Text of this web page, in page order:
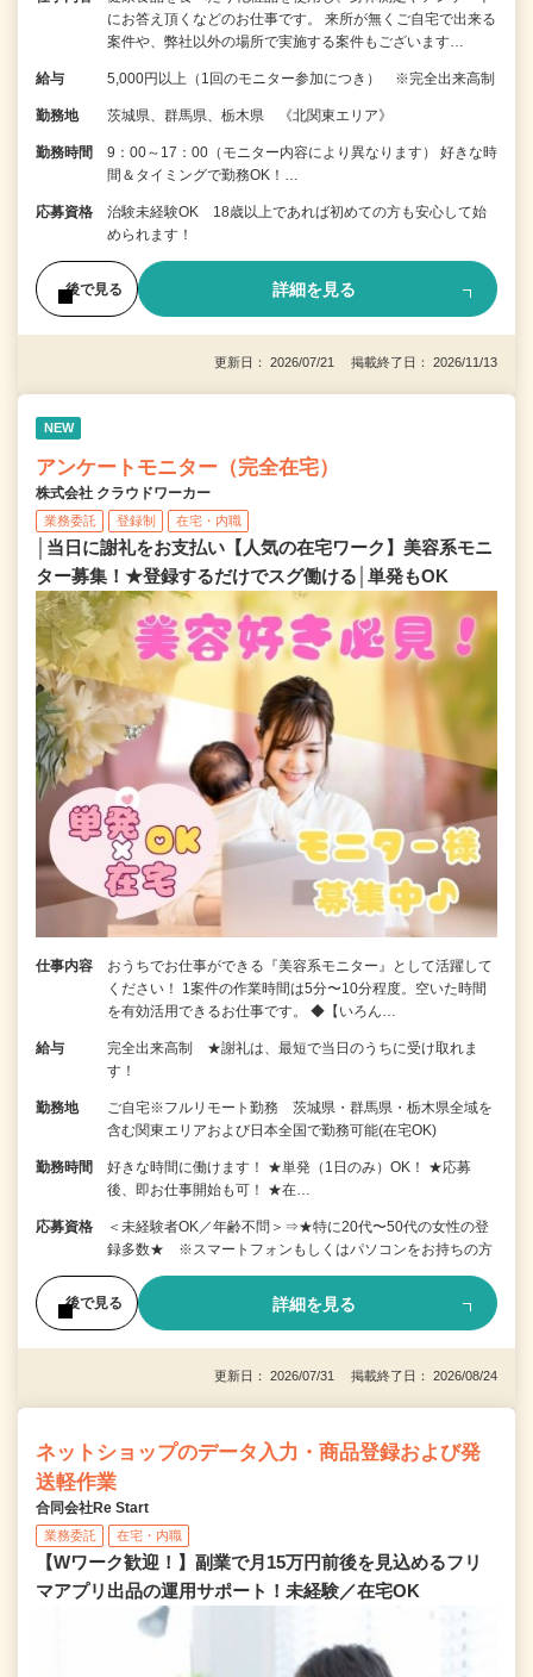
にお答え頂くなどのお仕事です。 来所が無くご自宅で出来る
案件や、弊社以外の場所で実施する案件もございます…
給与 5,000円以上（1回のモニター参加につき） ※完全出来高制
勤務地 茨城県、群馬県、栃木県 《北関東エリア》
勤務時間
9：00～17：00（モニター内容により異なります） 好きな時
間＆タイミングで勤務OK！…
応募資格
治験未経験OK 18歳以上であれば初めての方も安心して始
められます！
後で見る 詳細を見る
更新日： 2026/07/21 掲載終了日： 2026/11/13
NEW
アンケートモニター（完全在宅）
株式会社 クラウドワーカー
業務委託 登録制 在宅・内職
│当日に謝礼をお支払い【人気の在宅ワーク】美容系モニ
ター募集！★登録するだけでスグ働ける│単発もOK
仕事内容
おうちでお仕事ができる『美容系モニター』として活躍して
ください！ 1案件の作業時間は5分〜10分程度。空いた時間
を有効活用できるお仕事です。 ◆【いろん…
給与
完全出来高制 ★謝礼は、最短で当日のうちに受け取れま
す！
勤務地
ご自宅※フルリモート勤務 茨城県・群馬県・栃木県全域を
含む関東エリアおよび日本全国で勤務可能(在宅OK)
勤務時間
好きな時間に働けます！ ★単発（1日のみ）OK！ ★応募
後、即お仕事開始も可！ ★在…
応募資格
＜未経験者OK／年齢不問＞⇒★特に20代〜50代の女性の登
録多数★ ※スマートフォンもしくはパソコンをお持ちの方
後で見る 詳細を見る
更新日： 2026/07/31 掲載終了日： 2026/08/24
ネットショップのデータ入力・商品登録および発
送軽作業
合同会社Re Start
業務委託 在宅・内職
【Wワーク歓迎！】副業で月15万円前後を見込めるフリ
マアプリ出品の運用サポート！未経験／在宅OK